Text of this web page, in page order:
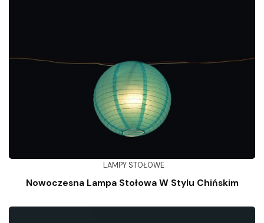
LAMPY STOŁOWE
Nowoczesna Lampa Stołowa W Stylu Chińskim